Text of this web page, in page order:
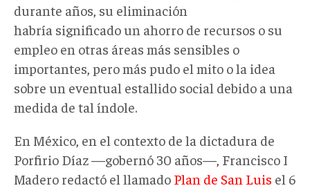
durante años, su eliminación
habría significado un ahorro de recursos o su
empleo en otras áreas más sensibles o
importantes, pero más pudo el mito o la idea
sobre un eventual estallido social debido a una
medida de tal índole.
En México, en el contexto de la dictadura de
Porfirio Díaz —gobernó 30 años—, Francisco I
Madero redactó el llamado Plan de San Luis el 6